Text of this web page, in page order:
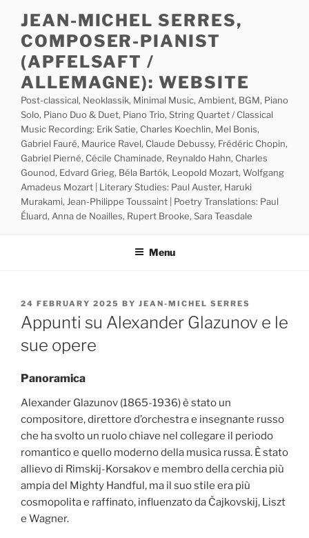
content
JEAN-MICHEL SERRES,
COMPOSER-PIANIST
(APFELSAFT /
ALLEMAGNE): WEBSITE
Post-classical, Neoklassik, Minimal Music, Ambient, BGM, Piano
Solo, Piano Duo & Duet, Piano Trio, String Quartet / Classical
Music Recording: Erik Satie, Charles Koechlin, Mel Bonis,
Gabriel Fauré, Maurice Ravel, Claude Debussy, Frédéric Chopin,
Gabriel Pierné, Cécile Chaminade, Reynaldo Hahn, Charles
Gounod, Edvard Grieg, Béla Bartók, Leopold Mozart, Wolfgang
Amadeus Mozart | Literary Studies: Paul Auster, Haruki
Murakami, Jean-Philippe Toussaint | Poetry Translations: Paul
Éluard, Anna de Noailles, Rupert Brooke, Sara Teasdale
Menu
POSTED
ON
24 FEBRUARY 2025 BY JEAN-MICHEL SERRES
Appunti su Alexander Glazunov e le
sue opere
Panoramica
Alexander Glazunov (1865-1936) è stato un
compositore, direttore d’orchestra e insegnante russo
che ha svolto un ruolo chiave nel collegare il periodo
romantico e quello moderno della musica russa. È stato
allievo di Rimskij-Korsakov e membro della cerchia più
ampia del Mighty Handful, ma il suo stile era più
cosmopolita e raffinato, influenzato da Čajkovskij, Liszt
e Wagner.